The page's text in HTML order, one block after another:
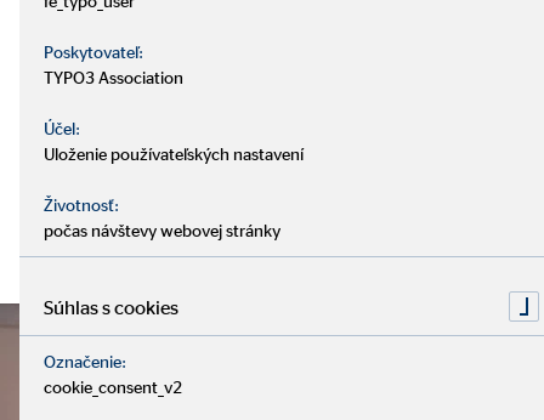
Poskytovateľ:
TYPO3 Association
Účel:
Uloženie používateľských nastavení
Životnosť:
počas návštevy webovej stránky
Súhlas s cookies
Označenie:
cookie_consent_v2